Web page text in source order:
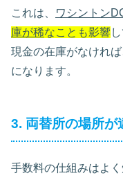
これは、
ワシントン
庫が稀なことも影響
現金の在庫がなけれ
になります。
3. 両替所の場所が
手数料の仕組みはよ